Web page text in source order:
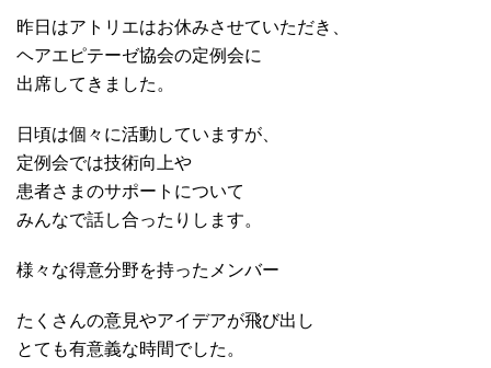
昨日はアトリエはお休みさせていただき、
ヘアエピテーゼ協会の定例会に
出席してきました。
日頃は個々に活動していますが、
定例会では技術向上や
患者さまのサポートについて
みんなで話し合ったりします。
様々な得意分野を持ったメンバー
たくさんの意見やアイデアが飛び出し
とても有意義な時間でした。